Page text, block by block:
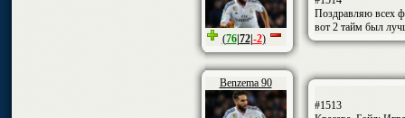
(76|72|-2)
Поздравляю всех
вот 2 тайм был
Benzema 90
#1513